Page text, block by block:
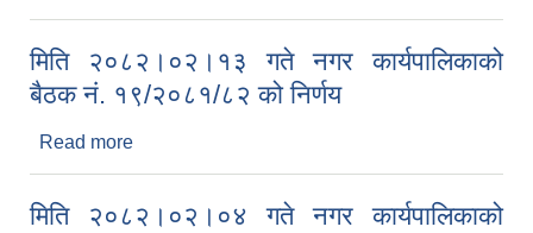
मिति २०८२।०२।१३ गते नगर कार्यपालिकाको
बैठक नं. १९/२०८१/८२ को निर्णय
Read more
मिति २०८२।०२।०४ गते नगर कार्यपालिकाको